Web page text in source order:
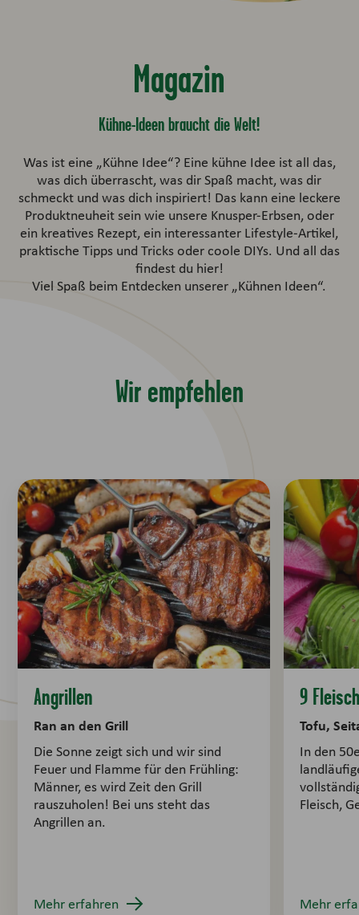
Magazin
Kühne-Ideen braucht die Welt!
Was ist eine „Kühne Idee“? Eine kühne Idee ist all das,
was dich überrascht, was dir Spaß macht, was dir
schmeckt und was dich inspiriert! Das kann eine leckere
Produktneuheit sein wie unsere Knusper-Erbsen, oder
ein kreatives Rezept, ein interessanter Lifestyle-Artikel,
praktische Tipps und Tricks oder coole DIYs. Und all das
findest du hier!
Viel Spaß beim Entdecken unserer „Kühnen Ideen“.
Wir empfehlen
Angrillen
Ran an den Grill
Die Sonne zeigt sich und wir sind
Feuer und Flamme für den Frühling:
Männer, es wird Zeit den Grill
rauszuholen! Bei uns steht das
Angrillen an.
Mehr erfahren
9
Tofu,
In den
Fleisch,
Mehr